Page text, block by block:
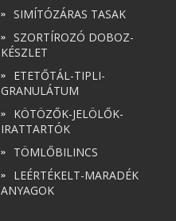
SIMÍTÓZÁRAS TASAK
SZORTÍROZÓ DOBOZ-
KÉSZLET
ETETŐTÁL-TIPLI-
GRANULÁTUM
KÖTÖZŐK-JELÖLŐK-
IRATTARTÓK
TÖMLŐBILINCS
LEÉRTÉKELT-MARADÉK
ANYAGOK